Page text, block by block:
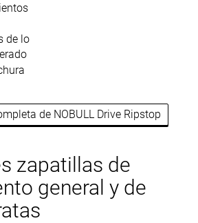
de lo
de NOBULL Drive Ripstop
zapatillas de
general y de